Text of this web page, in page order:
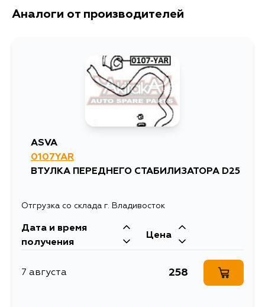
Аналоги от производителей
ASVA
0107YAR
ВТУЛКА ПЕРЕДНЕГО СТАБИЛИЗАТОРА D25
Отгрузка со склада г. Владивосток
Дата и время
получения
Цена
7 августа 258